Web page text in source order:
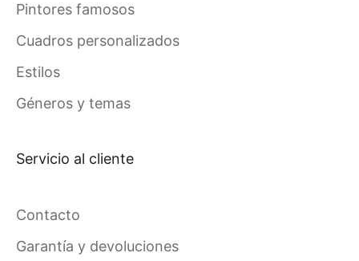
Pintores famosos
Cuadros personalizados
Estilos
Géneros y temas
Servicio al cliente
Contacto
Garantía y devoluciones